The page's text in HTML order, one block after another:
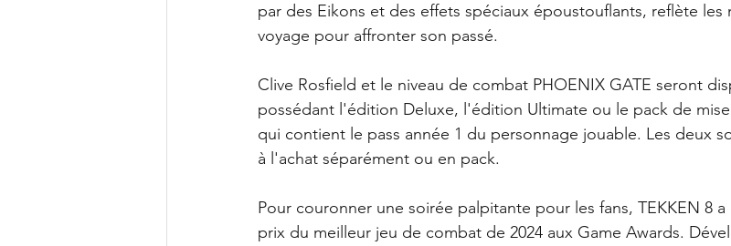
par des Eikons et des effets spéciaux époustouflants, reflète les
voyage pour affronter son passé.
Clive Rosfield et le niveau de combat PHOENIX GATE seront
possédant l'édition Deluxe, l'édition Ultimate ou le pack de
qui contient le pass année 1 du personnage jouable. Les deux
à l'achat séparément ou en pack.
Pour couronner une soirée palpitante pour les fans, TEKKEN 8
prix du meilleur jeu de combat de 2024 aux Game Awards.